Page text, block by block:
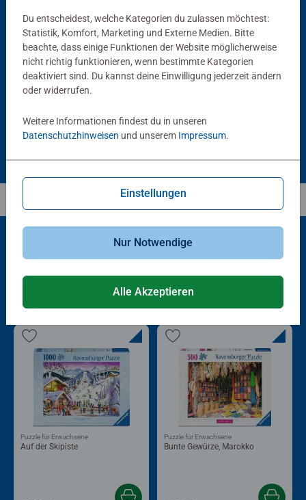
Puzzle Conserver Permanent
Durchschnittliche Bewertung 4,4 von 5 Sternen.
Puzzlezubehör
Puzzle-Rahmen, schwarz
Puzzlezubehör
Andere Kunden mögen auch
Auf der Skipiste
Puzzle für Erwachsene
Bunte Gewürze, Marokko
Puzzle für Erwachsene
Du entscheidest, welche Kategorien du zulassen möchtest:
Statistik, Komfort, Marketing und Externe Medien. Bitte
beachte, dass einige Funktionen der Website möglicherweise
nicht richtig funktionieren, wenn bestimmte Kategorien
deaktiviert sind. Du kannst deine Einwilligung jederzeit ändern
oder widerrufen.
Weitere Informationen findest du in unseren
Datenschutzhinweisen und unserem Impressum.
Einstellungen
Nur Notwendige
Alle Akzeptieren